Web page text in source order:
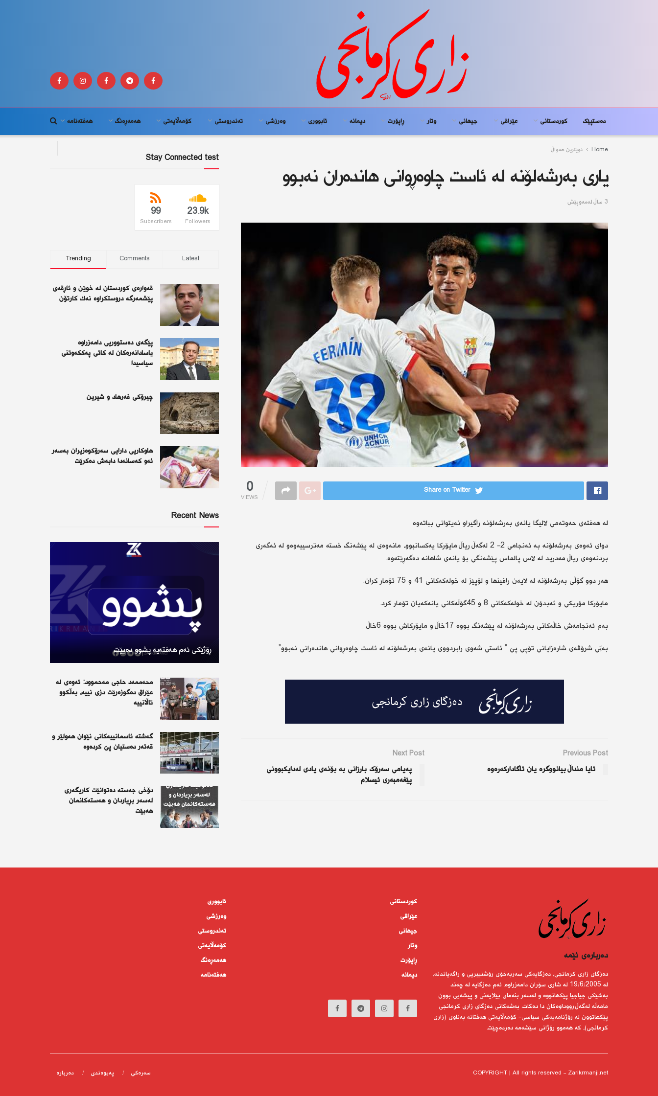
دەستپێک کوردستانى عێراقی جیهانى وتار ڕاپۆرت دیمانە ئابوورى وەرزشی تەندروستى كۆمه‌ڵايه‌تى هەمەڕەنگ هەفتەنامە
Home نوێترین هەواڵ
یاری بەرشەلۆنە لە ئاست چاوەڕوانی هاندەران نەبوو
3 ساڵ له‌مه‌وپێش
0
VIEWS
Share on Twitter
لە هەفتەی حەوتەمی لالیگا یانەی بەرشەلۆنە راگیراو نەیتوانی بباتەوە
دوای ئەوەی بەرشەلۆنە بە ئەنجامی 2- 2 لەگەڵ ریاڵ مایۆرکا یەکسانبوو، مانەوەی لە پێشەنگ خستە مەترسییەوەو لە ئەگەری
بردنەوەی ریاڵ مەدرید لە لاس پالماس پێشەنگی بۆ یانەی شاهانە دەگەڕێتەوە.
هەر دوو گۆڵی بەرشەلۆنە لە لایەن رافینها و لۆپێز لە خولەکەکانی 41 و 75 تۆمار کران.
مایۆرکا مۆریکی و ئەبدۆن لە خولەکەکانی 8 و 45گۆڵەكانی یانەكەیان تۆمار کرد.
بەم ئەنجامەش خاڵەکانی بەرشەلۆنە لە پێشەنگ بووە 17خاڵ و مایۆرکاش بووە 6خاڵ.
بەپَی شرۆڤەی شارەزایانی تۆپی پێ ” ئاستی شەوی رابردووی یانەی بەرشەلۆنە لە ئاست چاوەڕوانی هاندەرانی نەبوو”
Previous Post
ئایا منداڵ بیانووگرە یان ئاگادارکەرەوە
Next Post
پەیامی سەرۆک بارزانی بە بۆنەی یادی لەدایکبوونی
پێغەمبەری ئیسلام
Stay Connected test
23.9k
Followers
99
Subscribers
Trending Comments Latest
قەوارەی كوردستان لە خوێن و ئاڕقەی
پێشمەرگە دروستكراوە نەك كارتۆن
پێگەی دەستووریی دامەزراوە
یاسادانەرەكان لە كاتی پەككەوتنی
سیاسیدا
چیرۆكی فەرهاد و شیرین
هاوکاریی دارایی سەرۆکوەزیران بەسەر
ئەو كەسانەدا دابەش دەکرێت
Recent News
ڕۆژێكی ئەم هەفتەیە پشوو دەبێت
محەممەد حاجی مەحموود: ئەوەی لە
عێراق دەگوزەرێت دزی نییە، بەڵکوو
تاڵانییە
گەشتە ئاسمانییەکانی نێوان هەولێر و
قەتەر دەستیان پێ کردەوە
دۆخی جەستە دەتوانێت کاریگەری
لەسەر بڕیاردان و هەستەکانمان
هەبێت
دەربارەى ئێمە
دەزگای زاری كرمانجی، دەزگایەكی سەربەخۆی رۆشنبیریی و راگەیاندنە،
لە 19/6/2005 لە شاری سۆران دامەزراوە. ئەم دەزگایە لە چەند
بەشێكی جیاجیا پێكهاتووە و لەسەر بنەمای بێلایەنی و پیشەیی بوون
مامەڵە لەگەڵ رووداوەكان دا دەكات. بەشەكانی دەزگای زاری كرمانجی
پێكهاتوون لە رۆژنامەیەكی سیاسی- كۆمەڵایەتی هەفتانە بەناوی (زاری
كرمانجی)، كە هەموو رۆژانی سێشەمە دەردەچێت.
کوردستانى
عێراقی
جیهانى
وتار
ڕاپۆرت
دیمانە
ئابوورى
وەرزشی
تەندروستى
كۆمه‌ڵايه‌تى
هەمەڕەنگ
هەفتەنامە
سەرەکی پەیوەندى دەربارە COPYRIGHT | All rights reserved - Zarikrmanji.net